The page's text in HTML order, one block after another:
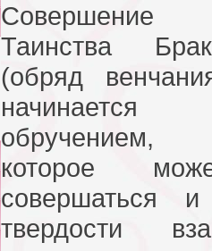
Совершение
Таинства
(обряд
начинается
обручением,
которое
совершаться
твердости